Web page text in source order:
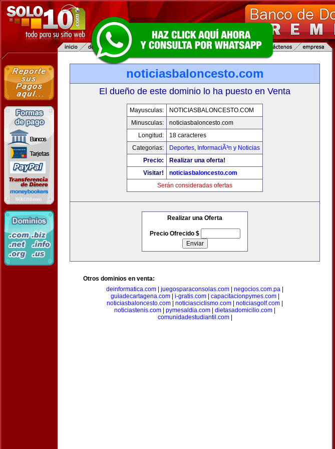
noticiasbaloncesto.com
El dueño de este dominio lo ha puesto en Venta
Mayusculas:
NOTICIASBALONCESTO.COM
Minusculas:
noticiasbaloncesto.com
Longitud:
18 caracteres
Categorias:
Deportes, InformaciÃ³n y Noticias
Precio:
Realizar una oferta!
Visitar!
noticiasbaloncesto.com
Serán consideradas ofertas
Realizar una Oferta
Precio Ofrecido $
Otros dominios en venta:
deinformatica.com
juegosparaconsolas.com negocios.com.pa
guiadecartagena.com| i-gratis.com| capacitacionpymes.com|
noticiasbaloncesto.com
noticiasciclismo.com noticiasgolf.com
noticiastenis.com
pymesaldia.com dietasadomicilio.com
comunidadestudiantil.com|